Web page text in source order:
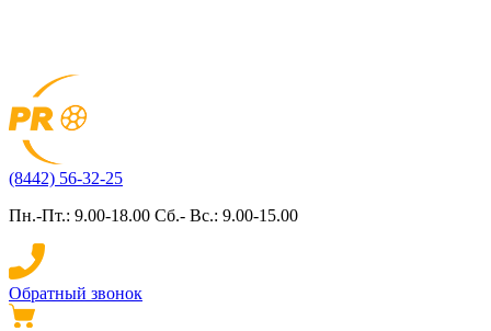
(8442) 56-32-25
Пн.-Пт.: 9.00-18.00 Сб.- Вс.: 9.00-15.00
Обратный звонок